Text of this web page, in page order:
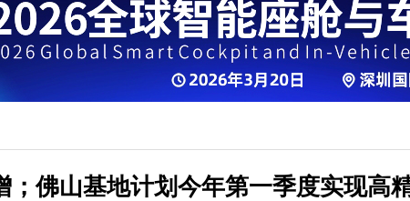
佛山基地计划今年第一季度实现高